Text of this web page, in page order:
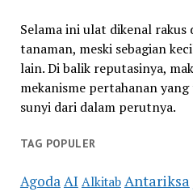
Selama ini ulat dikenal rakus
tanaman, meski sebagian
lain. Di balik reputasinya,
mekanisme pertahanan
sunyi dari dalam perutnya.
TAG POPULER
AgodaAI AlkitabAntariksa